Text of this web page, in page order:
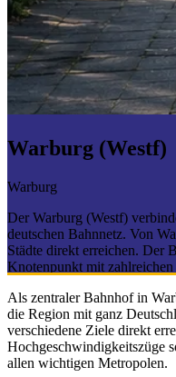
Warburg (Westf)
Warburg
Der Warburg (Westf)
deutschen Bahnnetz. Von
Städte direkt erreichen. Der
Knotenpunkt mit
Als zentraler Bahnhof in
die Region mit ganz
verschiedene Ziele direkt
Hochgeschwindigkeitszüge
allen wichtigen Metropolen.